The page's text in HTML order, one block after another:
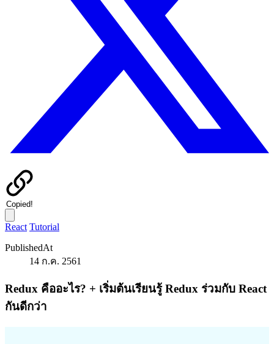
Copied!
React Tutorial
PublishedAt
14 ก.ค. 2561
Redux คืออะไร? + เริ่มต้นเรียนรู้ Redux ร่วมกับ React
กันดีกว่า